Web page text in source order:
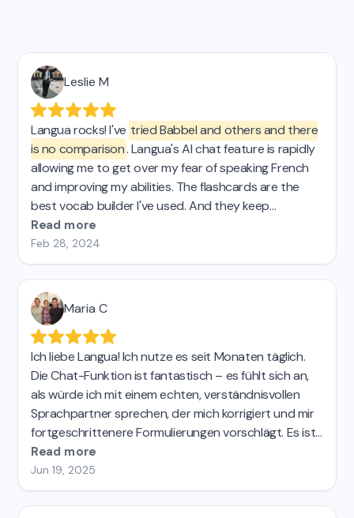
Leslie M
Langua rocks! I've tried Babbel and others and there
is no comparison. Langua's AI chat feature is rapidly
allowing me to get over my fear of speaking French
and improving my abilities. The flashcards are the
best vocab builder I've used. And they keep
improving the platform, which is AWESOME! 🤩
Read more
Feb 28, 2024
Maria C
Ich liebe Langua! Ich nutze es seit Monaten täglich.
Die Chat-Funktion ist fantastisch – es fühlt sich an,
als würde ich mit einem echten, verständnisvollen
Sprachpartner sprechen, der mich korrigiert und mir
fortgeschrittenere Formulierungen vorschlägt. Es ist
völlig stressfrei, und ich bin begeistert, wie sehr ich
sowohl mein Deutsch (Mittelstufe) als auch mein
Italienisch (Grundstufe) verbessere. Ich habe 27
Jahre lang Französisch unterrichtet und mir in den
Read more
Jun 19, 2025